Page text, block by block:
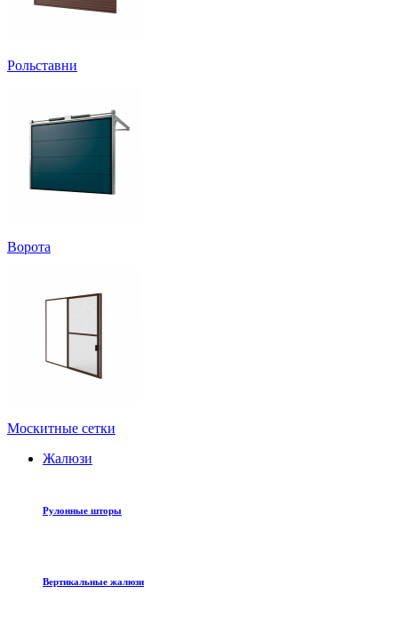
Рольставни
Ворота
Москитные сетки
Жалюзи
Рулонные шторы
Вертикальные жалюзи